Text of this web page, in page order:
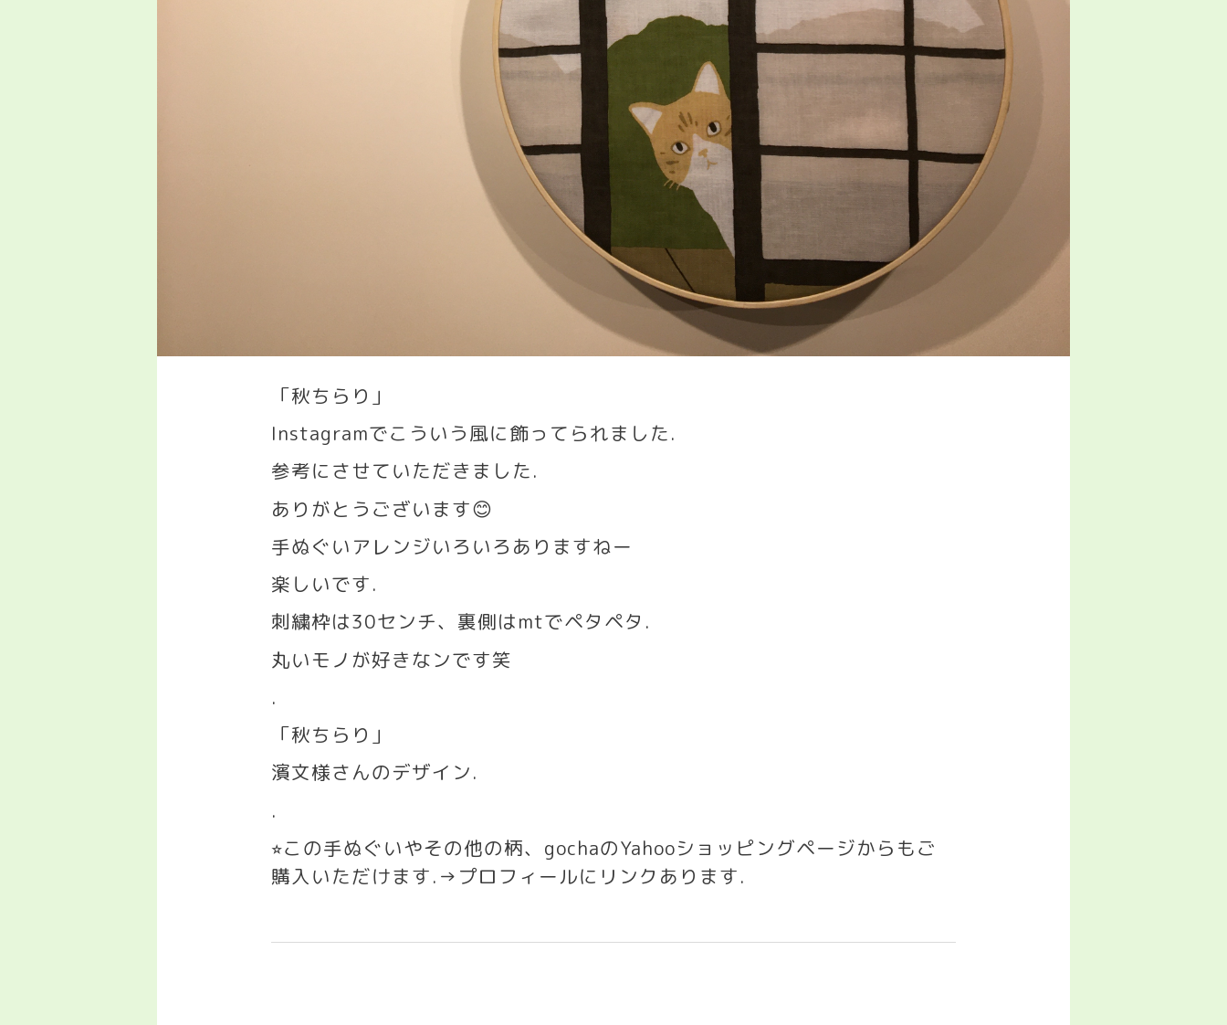
「秋ちらり」
Instagramでこういう風に飾ってられました.
参考にさせていただきました.
ありがとうございます😊
手ぬぐいアレンジいろいろありますねー
楽しいです.
刺繍枠は30センチ、裏側はmtでペタペタ .
丸いモノが好きなンです笑
.
「秋ちらり」
濱文様さんのデザイン.
.
⭐︎この手ぬぐいやその他の柄、 gochaのYahooショッピングページからもご
購入いただけます.→ プロフィールにリンクあります.